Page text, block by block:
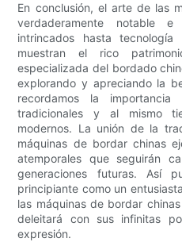
En conclusión, el arte de las
verdaderamente notable e
intrincados hasta tecnología
muestran el rico
especializada del bordado
explorando y apreciando la
recordamos la
tradicionales y al mismo
modernos. La unión de la
máquinas de bordar chinas
atemporales que seguirán
generaciones futuras. Así
principiante como un
las máquinas de bordar
deleitará con sus infinitas
expresión.